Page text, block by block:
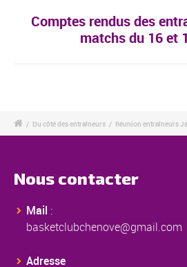
Comptes rendus des
matchs du 16 et
/ Du côté des entraîneurs / Réunion entraîneurs
Nous contacter
Mail :
basketclubchenove@gmail.com
Adresse